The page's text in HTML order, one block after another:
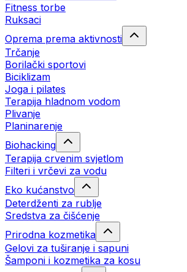
Fitness torbe
Ruksaci
Oprema prema aktivnosti
Trčanje
Borilački sportovi
Biciklizam
Joga i pilates
Terapija hladnom vodom
Plivanje
Planinarenje
Biohacking
Terapija crvenim svjetlom
Filteri i vrčevi za vodu
Eko kućanstvo
Deterdženti za rublje
Sredstva za čišćenje
Prirodna kozmetika
Gelovi za tuširanje i sapuni
Šamponi i kozmetika za kosu